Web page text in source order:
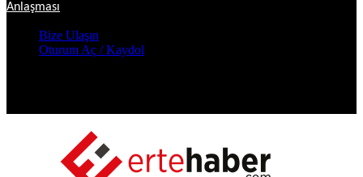
Anlaşması
Bize Ulaşın
Oturum Aç / Kaydol